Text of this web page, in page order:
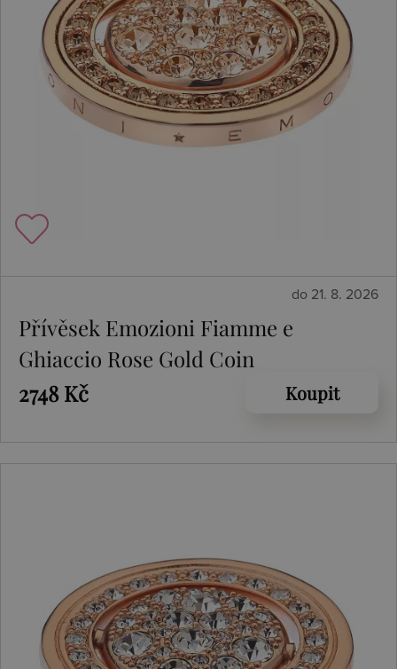
do 21. 8. 2026
Přívěsek Emozioni Fiamme e
Ghiaccio Rose Gold Coin
2748 Kč
Koupit